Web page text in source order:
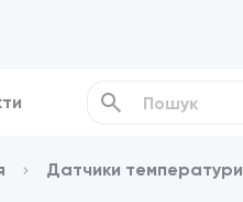
Датчики температури